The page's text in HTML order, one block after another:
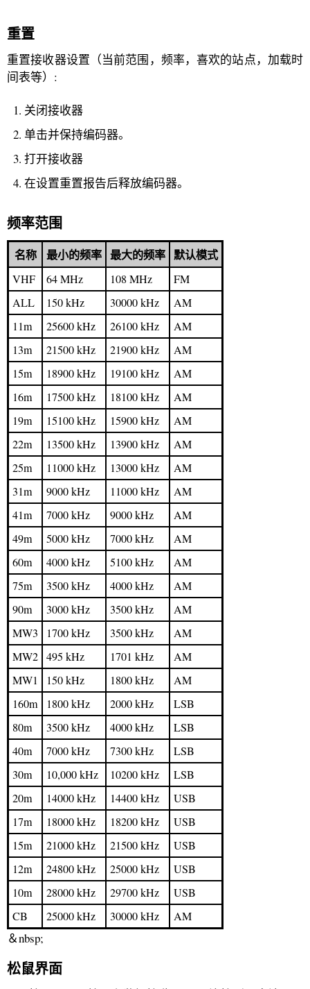
重置
重置接收器设置（当前范围，频率，喜欢的站点，加载时
间表等）:
关闭接收器
单击并保持编码器。
打开接收器
在设置重置报告后释放编码器。
频率范围
名称 最小的频率 最大的频率 默认模式
VHF 64 MHz 108 MHz
FM
ALL
150 kHz 30000 kHz
AM
11m
25600 kHz 26100 kHz
AM
13m
21500 kHz 21900 kHz
AM
15m
18900 kHz 19100 kHz
AM
16m
17500 kHz 18100 kHz
AM
19m
15100 kHz 15900 kHz
AM
22m
13500 kHz 13900 kHz
AM
25m
11000 kHz 13000 kHz
AM
31m
9000 kHz 11000 kHz
AM
41m
7000 kHz 9000 kHz
AM
49m
5000 kHz 7000 kHz
AM
60m
4000 kHz 5100 kHz
AM
75m
3500 kHz 4000 kHz
AM
90m
3000 kHz 3500 kHz
AM
MW3
1700 kHz 3500 kHz
AM
MW2 495 kHz 1701 kHz
AM
MW1
150 kHz 1800 kHz
AM
160m
1800 kHz 2000 kHz
LSB
80m
3500 kHz 4000 kHz
LSB
40m
7000 kHz 7300 kHz
LSB
30m
10,000 kHz 10200 kHz
LSB
20m
14000 kHz 14400 kHz
USB
17m
18000 kHz 18200 kHz
USB
15m
21000 kHz 21500 kHz
USB
12m
24800 kHz 25000 kHz
USB
10m
28000 kHz 29700 kHz
USB
CB
25000 kHz 30000 kHz AM
＆nbsp;
松鼠界面